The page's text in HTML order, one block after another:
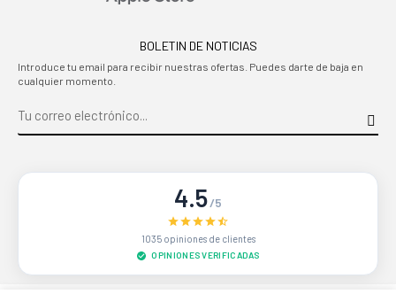
BOLETIN DE NOTICIAS
Introduce tu email para recibir nuestras ofertas. Puedes darte de baja en
cualquier momento.
4.5/5
1035 opiniones de clientes
OPINIONES VERIFICADAS